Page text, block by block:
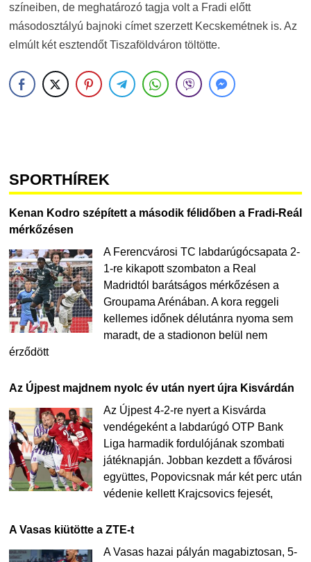
színeiben, de meghatározó tagja volt a Fradi előtt
másodosztályú bajnoki címet szerzett Kecskemétnek is. Az
elmúlt két esztendőt Tiszaföldváron töltötte.
SPORTHÍREK
Kenan Kodro szépített a második félidőben a Fradi-Reál
mérkőzésen
A Ferencvárosi TC labdarúgócsapata 2-
1-re kikapott szombaton a Real
Madridtól barátságos mérkőzésen a
Groupama Arénában. A kora reggeli
kellemes időnek délutánra nyoma sem
maradt, de a stadionon belül nem
érződött
Az Újpest majdnem nyolc év után nyert újra Kisvárdán
Az Újpest 4-2-re nyert a Kisvárda
vendégeként a labdarúgó OTP Bank
Liga harmadik fordulójának szombati
játéknapján. Jobban kezdett a fővárosi
együttes, Popovicsnak már két perc után
védenie kellett Krajcsovics fejesét,
A Vasas kiütötte a ZTE-t
A Vasas hazai pályán magabiztosan, 5-